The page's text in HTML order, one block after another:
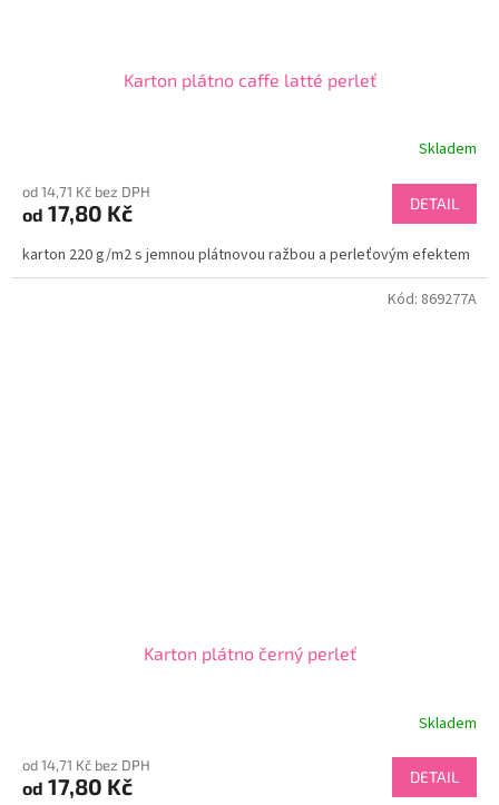
Karton plátno caffe latté perleť
Skladem
od 14,71 Kč bez DPH
od 17,80 Kč DETAIL
karton 220 g/m2 s jemnou plátnovou ražbou a perleťovým efektem
Karton plátno černý perleť
Skladem
od 14,71 Kč bez DPH
od 17,80 Kč DETAIL
Kód: 869277A